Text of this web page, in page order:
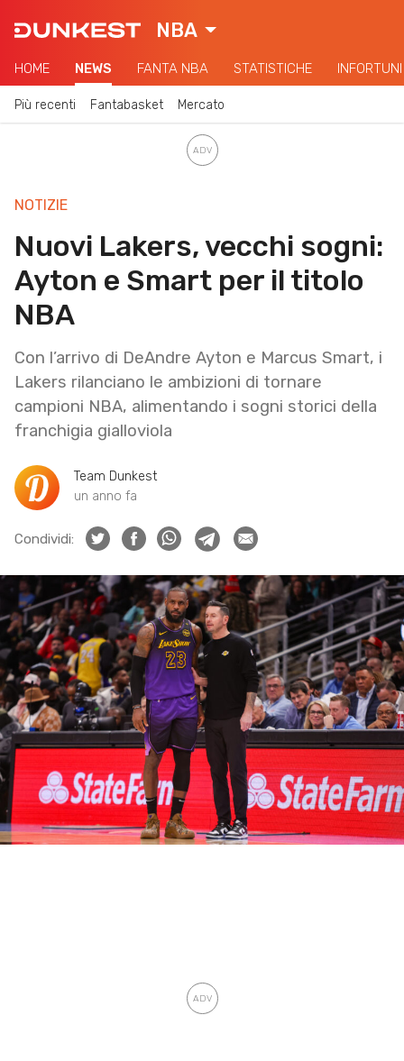
NBA
HOME NEWS FANTA NBA STATISTICHE INFORTUNI
Più recenti Fantabasket Mercato
NOTIZIE
Nuovi Lakers, vecchi sogni:
Ayton e Smart per il titolo
NBA
Con l’arrivo di DeAndre Ayton e Marcus Smart, i
Lakers rilanciano le ambizioni di tornare
campioni NBA, alimentando i sogni storici della
franchigia gialloviola
Team Dunkest
un anno fa
Condividi: